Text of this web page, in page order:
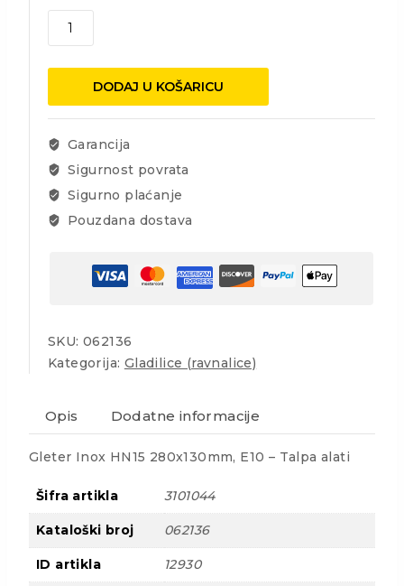
Gleter
280x130mm,
količina
DODAJ U KOŠARICU
Garancija
Sigurnost povrata
Sigurno plaćanje
Pouzdana dostava
SKU: 062136
Kategorija: Gladilice (ravnalice)
Opis Dodatne informacije
Gleter Inox HN15 280x130mm, E10 – Talpa alati
Šifra artikla 3101044
Kataloški broj 062136
ID artikla 12930